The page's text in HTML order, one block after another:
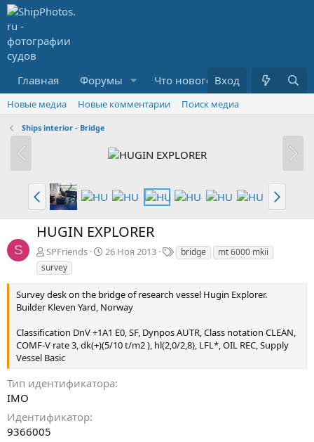
Главная Форумы Что нового? Медиа
Вход
Новые медиа Новые комментарии Поиск медиа
Ships interior - Bridge
S
HUGIN EXPLORER
SPFriends 26 Ноя 2013
Т
е
bridge
mt 6000 mkii
survey
Survey desk on the bridge of research vessel Hugin Explorer.
Builder Kleven Yard, Norway
Classification DnV +1A1 E0, SF, Dynpos AUTR, Class notation CLEAN,
COMF-V rate 3, dk(+)(5/10 t/m2 ), hl(2,0/2,8), LFL*, OIL REC, Supply
Vessel Basic
Тип идентификатора
IMO
Идентификатор
9366005